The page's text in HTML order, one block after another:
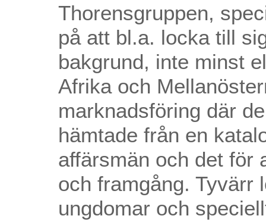
Thorensgruppen,
på att bl.a. locka till
bakgrund, inte minst
Afrika och
marknadsföring där
hämtade från en
affärsmän och det för
och framgång. Tyvärr
ungdomar och